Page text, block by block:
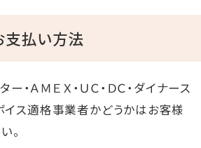
支払い方法
ー・ＡＭＥＸ・ＵＣ・ＤＣ・ダイナース
ス適格事業者かどうかはお客様
。